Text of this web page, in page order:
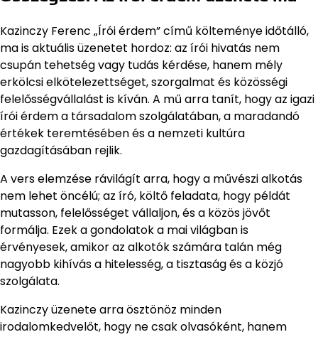
Kazinczy Ferenc „Írói érdem” című költeménye időtálló,
ma is aktuális üzenetet hordoz: az írói hivatás nem
csupán tehetség vagy tudás kérdése, hanem mély
erkölcsi elkötelezettséget, szorgalmat és közösségi
felelősségvállalást is kíván. A mű arra tanít, hogy az igazi
írói érdem a társadalom szolgálatában, a maradandó
értékek teremtésében és a nemzeti kultúra
gazdagításában rejlik.
A vers elemzése rávilágít arra, hogy a művészi alkotás
nem lehet öncélú; az író, költő feladata, hogy példát
mutasson, felelősséget vállaljon, és a közös jövőt
formálja. Ezek a gondolatok a mai világban is
érvényesek, amikor az alkotók számára talán még
nagyobb kihívás a hitelesség, a tisztaság és a közjó
szolgálata.
Kazinczy üzenete arra ösztönöz minden
irodalomkedvelőt, hogy ne csak olvasóként, hanem